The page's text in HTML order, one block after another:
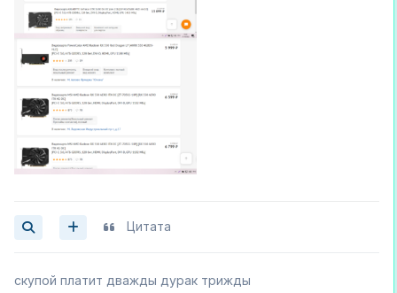
Цитата
скупой платит дважды дурак трижды